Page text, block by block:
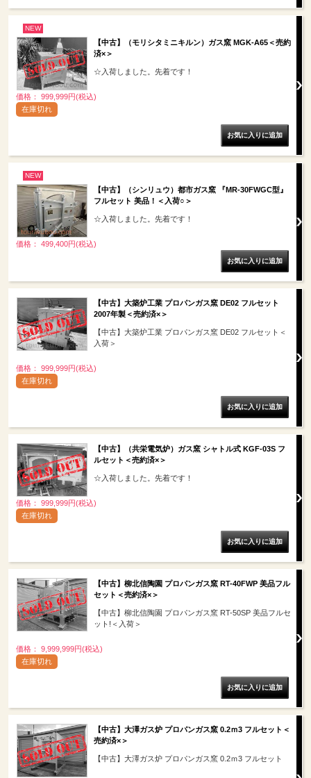
NEW
【中古】（モリシタミニキルン）ガス窯 MGK-A65＜売約
済×＞
☆入荷しました。先着です！
価格： 999,999円(税込)
在庫切れ
NEW
【中古】（シンリュウ）都市ガス窯 『MR-30FWGC型』
フルセット 美品！＜入荷○＞
☆入荷しました。先着です！
価格： 499,400円(税込)
【中古】大築炉工業 プロパンガス窯 DE02 フルセット
2007年製＜売約済×＞
【中古】大築炉工業 プロパンガス窯 DE02 フルセット＜
入荷＞
価格： 999,999円(税込)
在庫切れ
【中古】（共栄電気炉）ガス窯 シャトル式 KGF-03S フ
ルセット＜売約済×＞
☆入荷しました。先着です！
価格： 999,999円(税込)
在庫切れ
【中古】柳北信陶園 プロパンガス窯 RT-40FWP 美品フル
セット＜売約済×＞
【中古】柳北信陶園 プロパンガス窯 RT-50SP 美品フルセ
ット!＜入荷＞
価格： 9,999,999円(税込)
在庫切れ
【中古】大澤ガス炉 プロパンガス窯 0.2ｍ3 フルセット＜
売約済×＞
【中古】大澤ガス炉 プロパンガス窯 0.2ｍ3 フルセット